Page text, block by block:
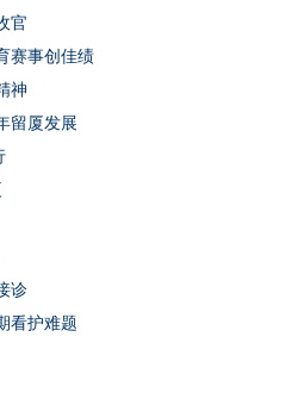
官
赛事创佳绩
神
留厦发展
诊
看护难题